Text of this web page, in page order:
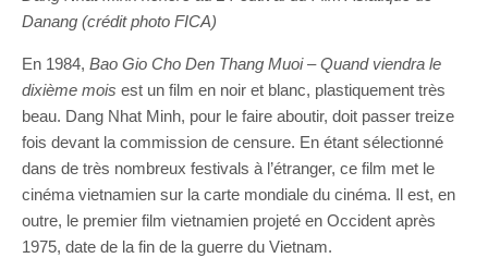
Danang (crédit photo FICA)
En 1984, Bao Gio Cho Den Thang Muoi –Quand viendra le
dixième mois est un film en noir et blanc, plastiquement très
beau. Dang Nhat Minh, pour le faire aboutir, doit passer treize
fois devant la commission de censure. En étant sélectionné
dans de très nombreux festivals à l’étranger, ce film met le
cinéma vietnamien sur la carte mondiale du cinéma. Il est, en
outre, le premier film vietnamien projeté en Occident après
1975, date de la fin de la guerre du Vietnam.